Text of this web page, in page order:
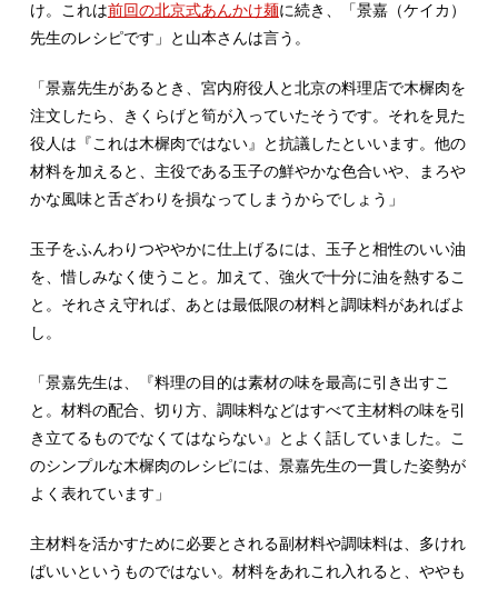
け。これは前回の北京式あんかけ麺に続き、「景嘉（ケイカ）
先生のレシピです」と山本さんは言う。
「景嘉先生があるとき、宮内府役人と北京の料理店で木樨肉を
注文したら、きくらげと筍が入っていたそうです。それを見た
役人は『これは木樨肉ではない』と抗議したといいます。他の
材料を加えると、主役である玉子の鮮やかな色合いや、まろや
かな風味と舌ざわりを損なってしまうからでしょう」
玉子をふんわりつややかに仕上げるには、玉子と相性のいい油
を、惜しみなく使うこと。加えて、強火で十分に油を熱するこ
と。それさえ守れば、あとは最低限の材料と調味料があればよ
し。
「景嘉先生は、『料理の目的は素材の味を最高に引き出すこ
と。材料の配合、切り方、調味料などはすべて主材料の味を引
き立てるものでなくてはならない』とよく話していました。こ
のシンプルな木樨肉のレシピには、景嘉先生の一貫した姿勢が
よく表れています」
主材料を活かすために必要とされる副材料や調味料は、多けれ
ばいいというものではない。材料をあれこれ入れると、ややも